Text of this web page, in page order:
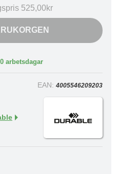
525,00kr
arbetsdagar
EAN: 4005546209203